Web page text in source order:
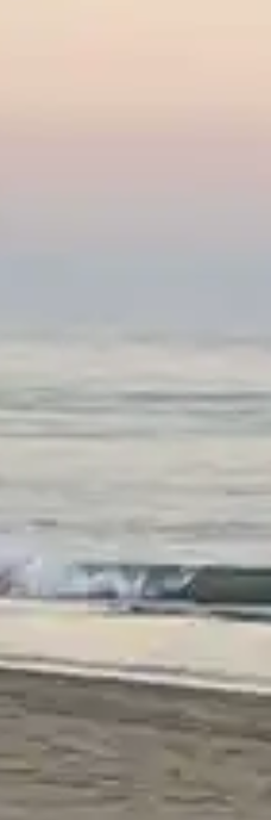
3,50€ DI
>
accumuli ulteriori
ricevere uno
nella pagina